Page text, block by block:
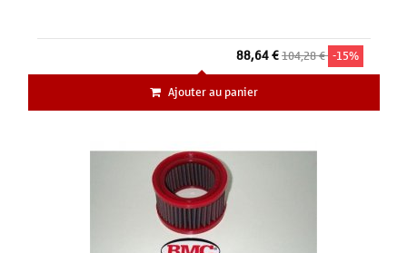
88,64 €104,28 € -15%
Ajouter au panier